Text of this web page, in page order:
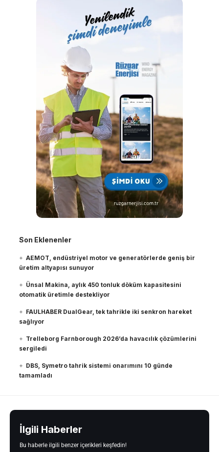
Son Eklenenler
AEMOT, endüstriyel motor ve generatörlerde geniş bir
üretim altyapısı sunuyor
Ünsal Makina, aylık 450 tonluk döküm kapasitesini
otomatik üretimle destekliyor
FAULHABER DualGear, tek tahrikle iki senkron hareket
sağlıyor
Trelleborg Farnborough 2026’da havacılık çözümlerini
sergiledi
DBS, Symetro tahrik sistemi onarımını 10 günde
tamamladı
İlgili Haberler
Bu haberle ilgili benzer içerikleri keşfedin!